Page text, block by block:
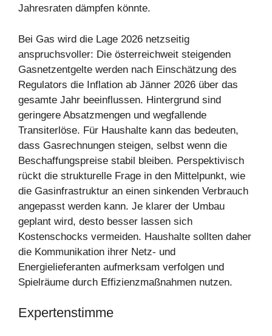
Jahresraten dämpfen könnte.
Bei Gas wird die Lage 2026 netzseitig
anspruchsvoller: Die österreichweit steigenden
Gasnetzentgelte werden nach Einschätzung des
Regulators die Inflation ab Jänner 2026 über das
gesamte Jahr beeinflussen. Hintergrund sind
geringere Absatzmengen und wegfallende
Transiterlöse. Für Haushalte kann das bedeuten,
dass Gasrechnungen steigen, selbst wenn die
Beschaffungspreise stabil bleiben. Perspektivisch
rückt die strukturelle Frage in den Mittelpunkt, wie
die Gasinfrastruktur an einen sinkenden Verbrauch
angepasst werden kann. Je klarer der Umbau
geplant wird, desto besser lassen sich
Kostenschocks vermeiden. Haushalte sollten daher
die Kommunikation ihrer Netz- und
Energielieferanten aufmerksam verfolgen und
Spielräume durch Effizienzmaßnahmen nutzen.
Expertenstimme